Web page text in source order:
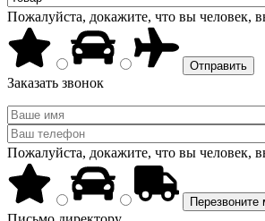
Пожалуйста, докажите, что вы человек,
Заказать звонок
Пожалуйста, докажите, что вы человек,